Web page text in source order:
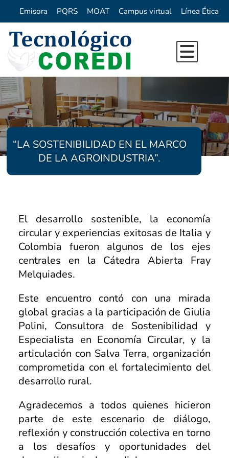
Emisora PQRS MOAT Campus virtual Línea Ética
Reseña Histórica
Quienes Somos
Direccionamiento Estrategico
Oferta Académica
Programas de Pregrado
Programas de Extension
Investigación
Vida Institucional
Programas Radiales
Podcast Territorios Posibles
Nuestros Docentes
Revista Institucional
Sostenibilidad
“LA SOSTENIBILIDAD EN EL MARCO
DE LA AGROINDUSTRIA”.
El desarrollo sostenible, la economía
circular y experiencias exitosas de Italia y
Colombia fueron algunos de los ejes
centrales en la Cátedra Abierta Fray
Melquiades.
Este encuentro contó con una mirada
global gracias a la participación de Giulia
Polini, Consultora de Sostenibilidad y
Especialista en Economía Circular, y la
articulación con Salva Terra, organización
comprometida con el fortalecimiento del
desarrollo rural.
Agradecemos a todos quienes hicieron
parte de este escenario de diálogo,
reflexión y construcción colectiva en torno
a los desafíos y oportunidades del